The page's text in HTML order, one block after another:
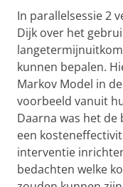
In parallelsessie 2
Dijk over het
kunnen bepalen.
Markov Model in
voorbeeld vanuit
Daarna was het de
een
interventie
bedachten welke